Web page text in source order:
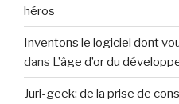
héros
Inventons le logiciel dont
dans L’âge d’or du
Juri-geek: de la prise de